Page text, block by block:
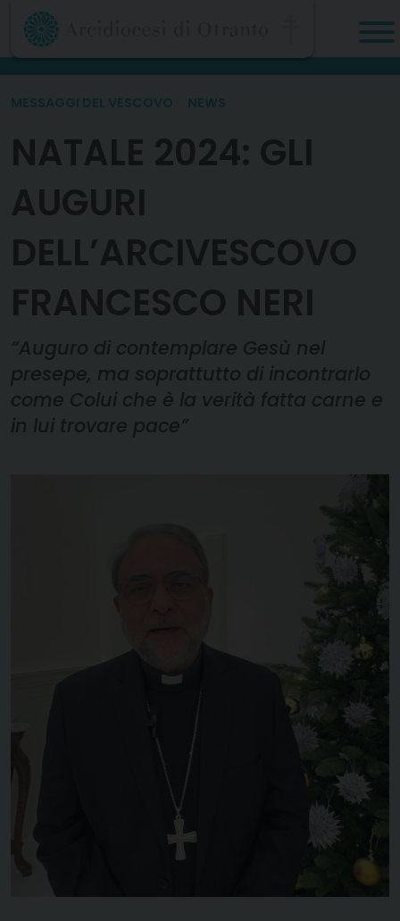
Skip
content
MESSAGGI DEL VESCOVO NEWS
NATALE 2024: GLI
AUGURI
DELL’ARCIVESCOVO
FRANCESCO NERI
“Auguro di contemplare Gesù nel
presepe, ma soprattutto di incontrarlo
come Colui che è la verità fatta carne e
in lui trovare pace”